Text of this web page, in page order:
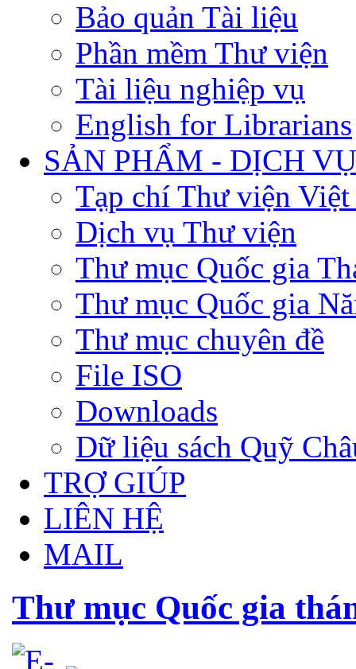
Bảo quản Tài liệu
Phần mềm Thư viện
Tài liệu nghiệp vụ
English for Librarians
SẢN PHẨM - DỊCH VỤ
Tạp chí Thư viện Việt
Dịch vụ Thư viện
Thư mục Quốc gia
Thư mục Quốc gia
Thư mục chuyên đề
File ISO
Downloads
Dữ liệu sách Quỹ
TRỢ GIÚP
LIÊN HỆ
MAIL
Thư mục Quốc gia